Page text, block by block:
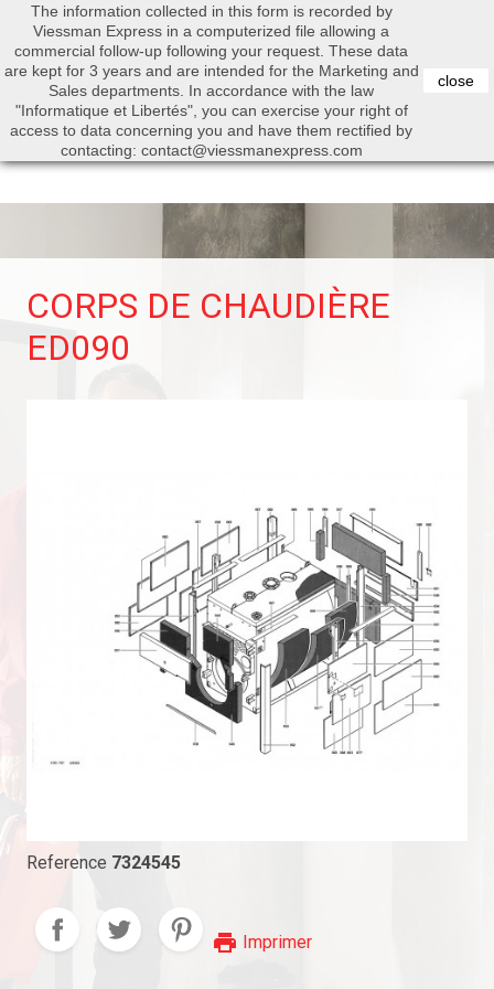
 
Search
CORPS DE CHAUDIÈRE
ED090
Reference 7324545
print Imprimer
The information collected in this form is recorded by
Viessman Express in a computerized file allowing a
commercial follow-up following your request. These data
are kept for 3 years and are intended for the Marketing and
Sales departments. In accordance with the law
"Informatique et Libertés", you can exercise your right of
access to data concerning you and have them rectified by
contacting: contact@viessmanexpress.com
close